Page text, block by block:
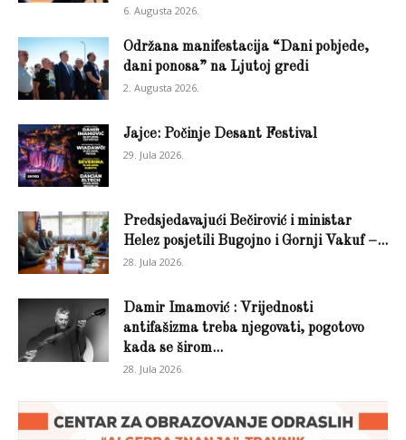
6. Augusta 2026.
Održana manifestacija “Dani pobjede,
dani ponosa” na Ljutoj gredi
2. Augusta 2026.
Jajce: Počinje Desant Festival
29. Jula 2026.
Predsjedavajući Bečirović i ministar
Helez posjetili Bugojno i Gornji Vakuf –...
28. Jula 2026.
Damir Imamović : Vrijednosti
antifašizma treba njegovati, pogotovo
kada se širom...
28. Jula 2026.